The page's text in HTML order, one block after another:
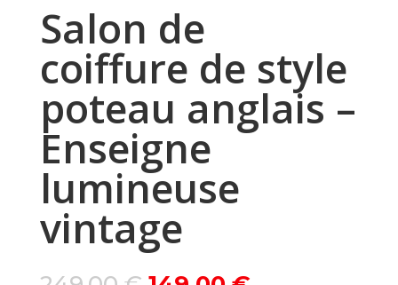
Salon de
coiffure de style
poteau anglais –
Enseigne
lumineuse
vintage